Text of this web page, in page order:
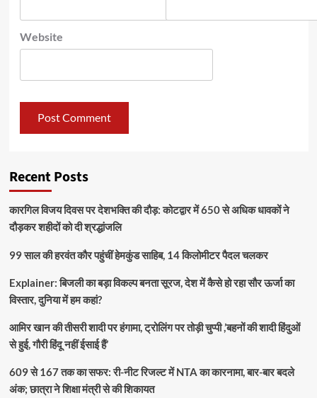
Website
Recent Posts
कारगिल विजय दिवस पर देशभक्ति की दौड़: कोटद्वार में 650 से अधिक धावकों ने
दौड़कर शहीदों को दी श्रद्धांजलि
99 साल की हरवंत कौर पहुंचीं हेमकुंड साहिब, 14 किलोमीटर पैदल चलकर
Explainer: बिजली का बड़ा विकल्प बनता सूरज, देश में कैसे हो रहा सौर ऊर्जा का
विस्तार, दुनिया में हम कहां?
आमिर खान की तीसरी शादी पर हंगामा, ट्रोलिंग पर तोड़ी चुप्पी ,’बहनों की शादी हिंदुओं
से हुई, गौरी हिंदू नहीं ईसाई हैं’
609 से 167 तक का सफर: री-नीट रिजल्ट में NTA का कारनामा, बार-बार बदले
अंक; छात्रा ने शिक्षा मंत्री से की शिकायत